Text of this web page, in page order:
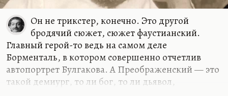
Он не трикстер, конечно. Это другой
бродячий сюжет, сюжет фаустианский.
Главный герой-то ведь на самом деле
Борменталь, в котором совершенно отчетлив
автопортрет Булгакова. А Преображенский — это
такой демиург, то ли бог, то ли дьявол,